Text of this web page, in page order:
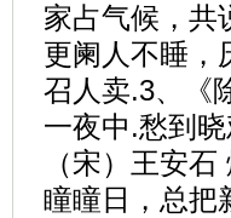
家占气候，共
更阑人不睡，
召人卖.3、《
一夜中.愁到
（宋）王安
瞳瞳日，总把